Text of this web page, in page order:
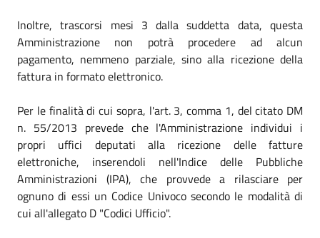
Inoltre, trascorsi mesi 3 dalla suddetta data, questa
Amministrazione non potrà procedere ad alcun
pagamento, nemmeno parziale, sino alla ricezione della
fattura in formato elettronico.
Per le finalità di cui sopra, l'art. 3, comma 1, del citato DM
n. 55/2013 prevede che l'Amministrazione individui i
propri uffici deputati alla ricezione delle fatture
elettroniche, inserendoli nell'Indice delle Pubbliche
Amministrazioni (IPA), che provvede a rilasciare per
ognuno di essi un Codice Univoco secondo le modalità di
cui all'allegato D "Codici Ufficio".